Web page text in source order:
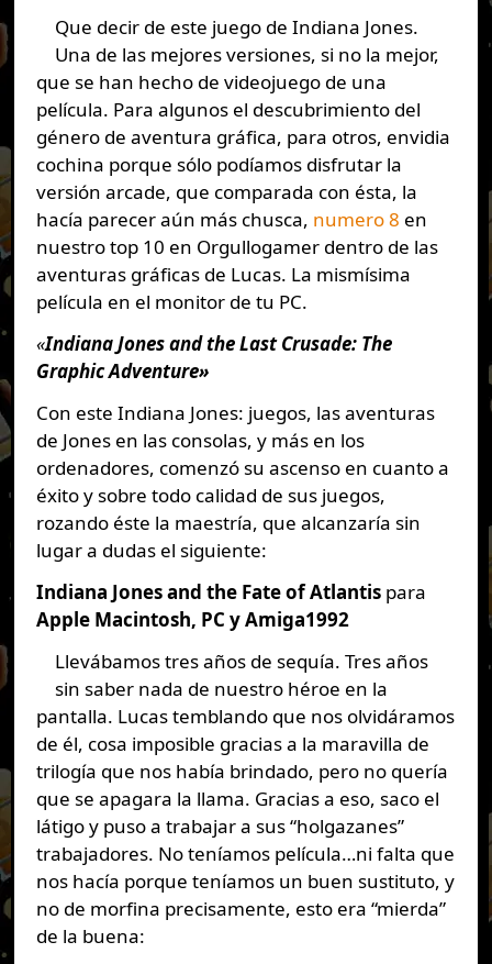
Que decir de este juego de Indiana Jones.
Una de las mejores versiones, si no la mejor,
que se han hecho de videojuego de una
película. Para algunos el descubrimiento del
género de aventura gráfica, para otros, envidia
cochina porque sólo podíamos disfrutar la
versión arcade, que comparada con ésta, la
hacía parecer aún más chusca, numero 8 en
nuestro top 10 en Orgullogamer dentro de las
aventuras gráficas de Lucas. La mismísima
película en el monitor de tu PC.
«Indiana Jones and the Last Crusade: The
Graphic Adventure»
Con este Indiana Jones: juegos, las aventuras
de Jones en las consolas, y más en los
ordenadores, comenzó su ascenso en cuanto a
éxito y sobre todo calidad de sus juegos,
rozando éste la maestría, que alcanzaría sin
lugar a dudas el siguiente:
Indiana Jones and the Fate of Atlantis para
Apple Macintosh, PC y Amiga1992
Llevábamos tres años de sequía. Tres años
sin saber nada de nuestro héroe en la
pantalla. Lucas temblando que nos olvidáramos
de él, cosa imposible gracias a la maravilla de
trilogía que nos había brindado, pero no quería
que se apagara la llama. Gracias a eso, saco el
látigo y puso a trabajar a sus “holgazanes”
trabajadores. No teníamos película…ni falta que
nos hacía porque teníamos un buen sustituto, y
no de morfina precisamente, esto era “mierda”
de la buena: